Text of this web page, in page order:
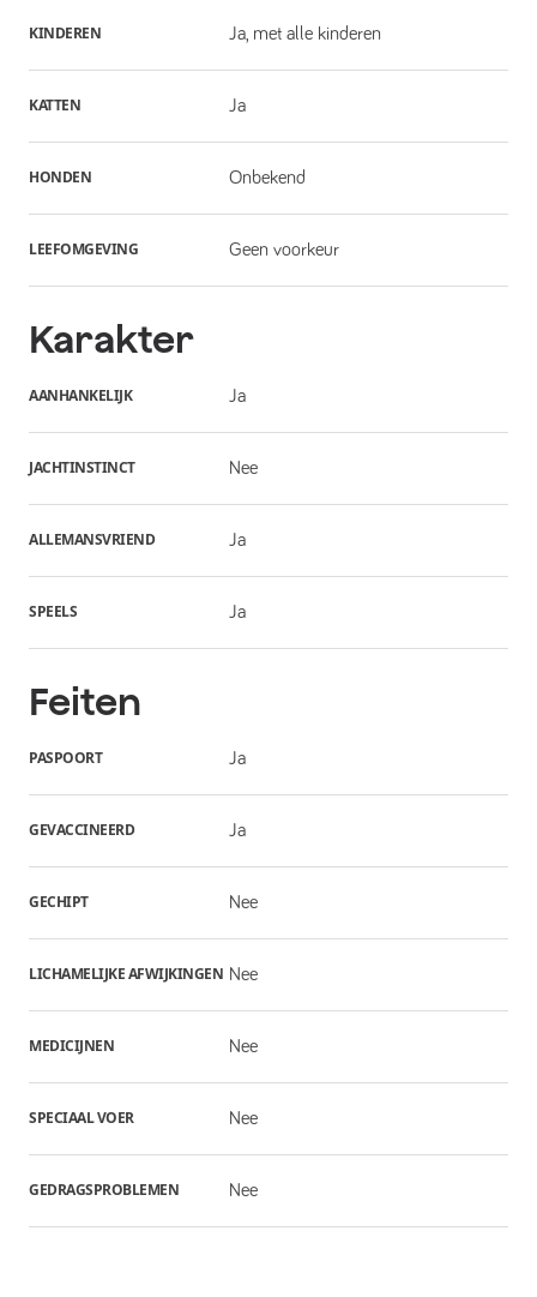
KINDEREN Ja, met alle kinderen
KATTEN Ja
HONDEN Onbekend
LEEFOMGEVING Geen voorkeur
Karakter
AANHANKELIJK Ja
JACHTINSTINCT Nee
ALLEMANSVRIEND Ja
SPEELS Ja
Feiten
PASPOORT Ja
GEVACCINEERD Ja
GECHIPT Nee
LICHAMELIJKE AFWIJKINGEN Nee
MEDICIJNEN Nee
SPECIAAL VOER Nee
GEDRAGSPROBLEMEN Nee